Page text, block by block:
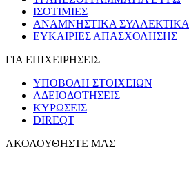
ΙΣΟΤΙΜΙΕΣ
ΑΝΑΜΝΗΣΤΙΚΑ ΣΥΛΛΕΚΤΙΚΑ
ΕΥΚΑΙΡΙΕΣ ΑΠΑΣΧΟΛΗΣΗΣ
ΓΙΑ ΕΠΙΧΕΙΡΗΣΕΙΣ
ΥΠΟΒΟΛΗ ΣΤΟΙΧΕΙΩΝ
ΑΔΕΙΟΔΟΤΗΣΕΙΣ
ΚΥΡΩΣΕΙΣ
DIREQT
ΑΚΟΛΟΥΘΗΣΤΕ ΜΑΣ